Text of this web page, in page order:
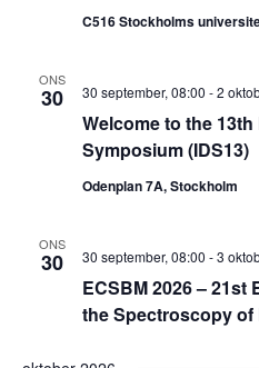
C516 Stockholms
ONS
30
Welcome to the
Symposium (IDS13)
30 september, 08:00 -2
Odenplan 7A, Stockholm
ONS
30
ECSBM 2026 –
the Spectroscopy
30 september, 08:00 -3